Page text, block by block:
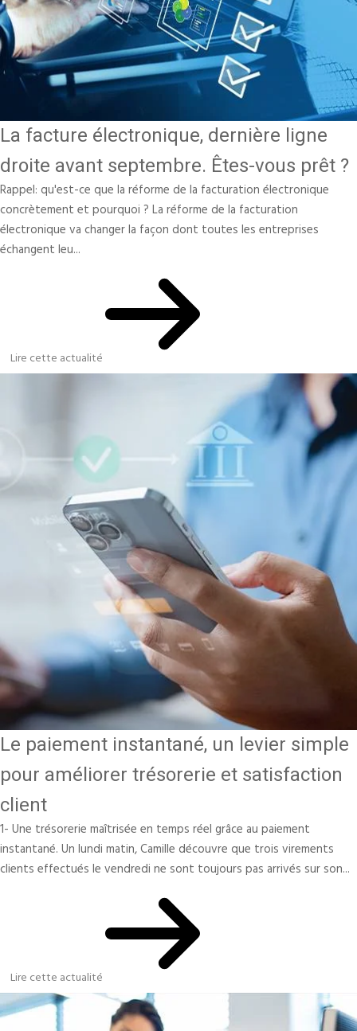
La facture électronique, dernière ligne
droite avant septembre. Êtes-vous prêt ?
Rappel: qu'est-ce que la réforme de la facturation électronique
concrètement et pourquoi ? La réforme de la facturation
électronique va changer la façon dont toutes les entreprises
échangent leu...
Lire cette actualité
Le paiement instantané, un levier simple
pour améliorer trésorerie et satisfaction
client
1- Une trésorerie maîtrisée en temps réel grâce au paiement
instantané. Un lundi matin, Camille découvre que trois virements
clients effectués le vendredi ne sont toujours pas arrivés sur son...
Lire cette actualité